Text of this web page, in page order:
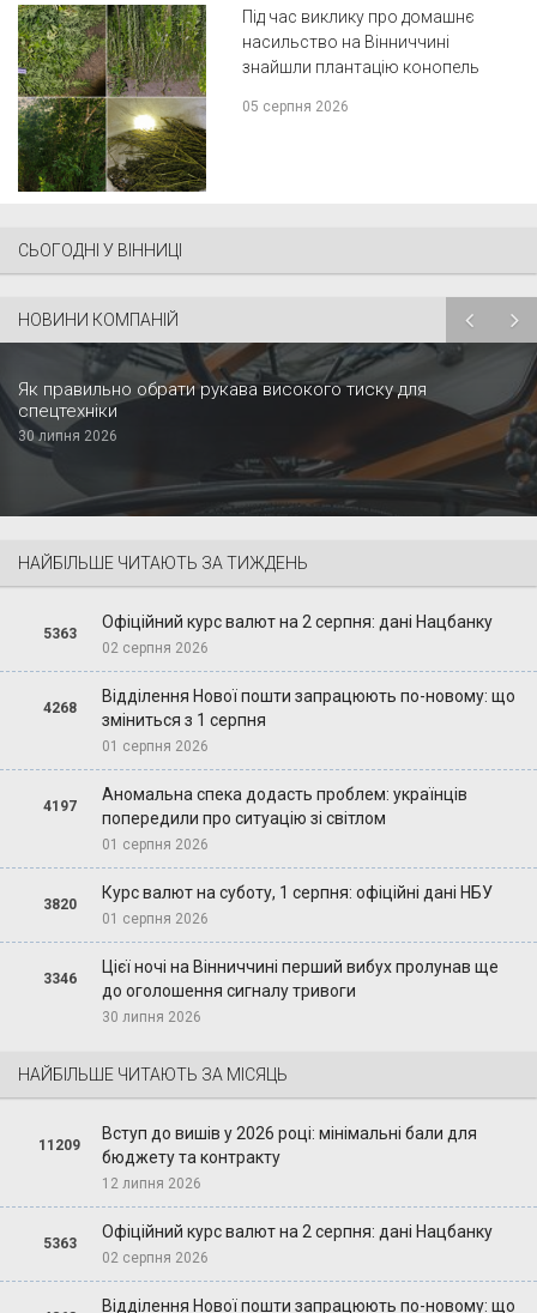
Під час виклику про домашнє
насильство на Вінниччині
знайшли плантацію конопель
05 серпня 2026
СЬОГОДНІ У ВІННИЦІ
НОВИНИ КОМПАНІЙ
Як правильно обрати рукава високого тиску для
спецтехніки
30 липня 2026
НАЙБІЛЬШЕ ЧИТАЮТЬ ЗА ТИЖДЕНЬ
5363
Офіційний курс валют на 2 серпня: дані Нацбанку
02 серпня 2026
4268
Відділення Нової пошти запрацюють по-новому: що
зміниться з 1 серпня
01 серпня 2026
4197
Аномальна спека додасть проблем: українців
попередили про ситуацію зі світлом
01 серпня 2026
3820
Курс валют на суботу, 1 серпня: офіційні дані НБУ
01 серпня 2026
3346
Цієї ночі на Вінниччині перший вибух пролунав ще
до оголошення сигналу тривоги
30 липня 2026
НАЙБІЛЬШЕ ЧИТАЮТЬ ЗА МІСЯЦЬ
11209
Вступ до вишів у 2026 році: мінімальні бали для
бюджету та контракту
12 липня 2026
5363
Офіційний курс валют на 2 серпня: дані Нацбанку
02 серпня 2026
Відділення Нової пошти запрацюють по-новому: що